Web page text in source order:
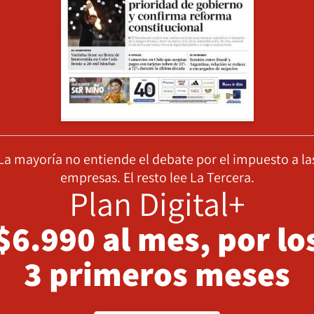
mayoría no entiende el debate por el impuesto a
empresas. El resto lee La Tercera.
Plan Digital+
al mes, por
3 primeros meses